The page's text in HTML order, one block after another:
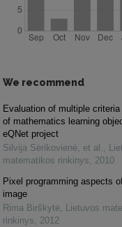
We recommend
Evaluation of multiple
of mathematics learning
eQNet project
Silvija Sėrikovienė, et al. ,
matematikos rinkinys, 2010
Pixel programming aspects
image
Rima Birškytė, Lietuvos
rinkinys, 2012